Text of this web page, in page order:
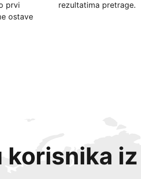
prvi
ostave
rezultatima pretrage.